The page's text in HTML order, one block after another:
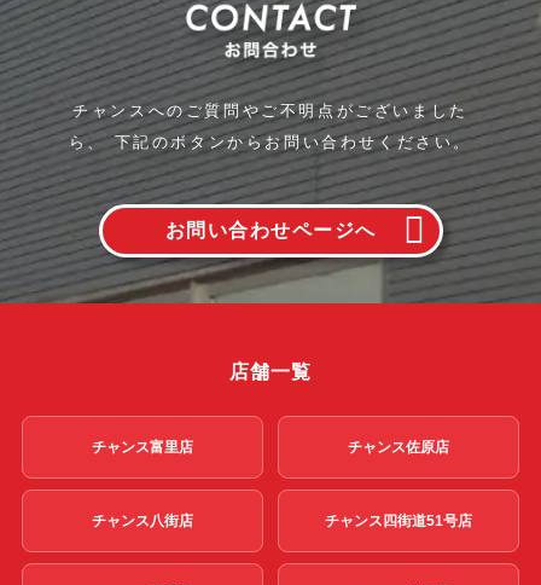
チャンスへのご質問やご不明点がございました
ら、 下記のボタンからお問い合わせください。
お問い合わせページへ
店舗一覧
チャンス富里店
チャンス八街店
チャンス佐原店
チャンス四街道51号店